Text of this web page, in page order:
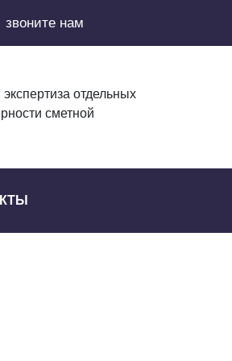
звоните нам
отдельных
сметной